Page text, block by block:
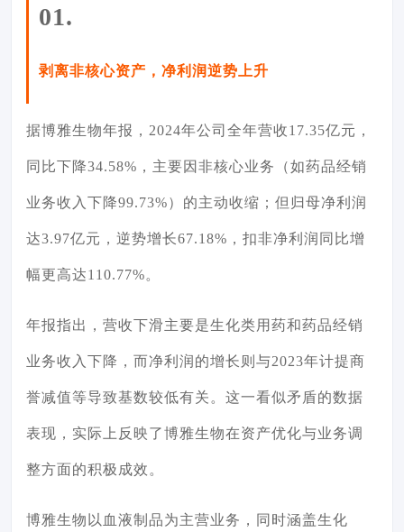
01.
剥离非核心资产，净利润逆势上升
据博雅生物年报，2024年公司全年营收17.35亿元，
同比下降34.58%，主要因非核心业务（如药品经销
业务收入下降99.73%）的主动收缩；但归母净利润
达3.97亿元，逆势增长67.18%， 扣非净利润 同比增
幅更高达110.77%。
年报指出，营收下滑主要是生化类用药和药品经销
业务收入下降，而净利润的增长则与2023年计提商
誉减值等导致基数较低有关。这一看似矛盾的数据
表现，实际上反映了博雅生物在资产优化与业务调
整方面的积极成效。
博雅生物以血液制品为主营业务，同时涵盖生化